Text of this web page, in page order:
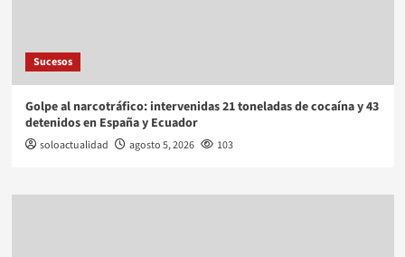
Sucesos
Golpe al narcotráfico: intervenidas 21 toneladas de cocaína y 43
detenidos en España y Ecuador
soloactualidad agosto 5, 2026 103